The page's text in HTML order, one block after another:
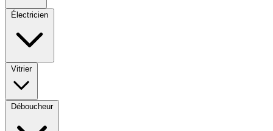
Électricien
Vitrier
Déboucheur